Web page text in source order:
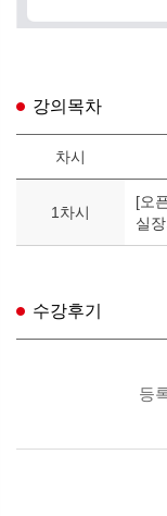
강의목차
차시
1차시
[오
실
수강후기